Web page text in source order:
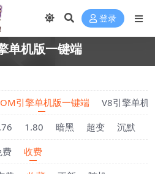
登录
单机版一键端
引擎单机版一键端
V8引擎单机
1.80 暗黑 超变 沉默
费
收费